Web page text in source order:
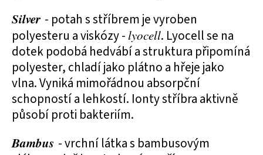
Silver - potah s stříbrem je vyroben
polyesteru a viskózy - lyocell. Lyocell se na
dotek podobá hedvábí a struktura připomíná
polyester, chladí jako plátno a hřeje jako
vlna. Vyniká mimořádnou absorpční
schopností a lehkostí. Ionty stříbra aktivně
působí proti bakteriím.
Bambus - vrchní látka s bambusovým